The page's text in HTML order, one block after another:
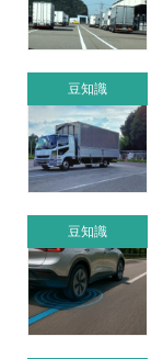
豆知識
豆知識